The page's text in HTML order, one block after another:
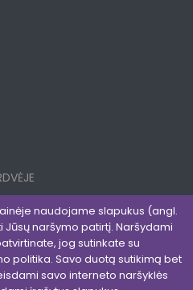
naudojame slapukus (angl.
naršymo patirtį. Naršydami
jog sutinkate su
politika. Savo duotą sutikimą bet
savo interneto naršyklės